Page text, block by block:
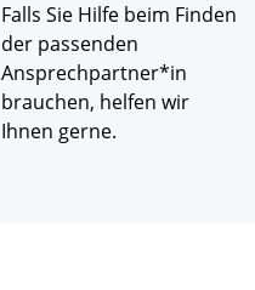
Falls Sie Hilfe beim Finden
der passenden
Ansprechpartner*in
brauchen, helfen wir
Ihnen gerne.